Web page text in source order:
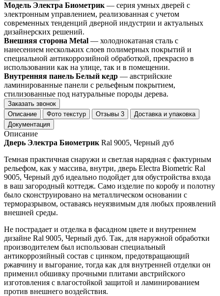
Модель Электра Биометрик — серия умных дверей с
электронным управлением, реализованная с учетом
современных тенденций дверной индустрии и актуальных
дизайнерских решений.
Внешняя сторона Metal — холоднокатаная сталь с
нанесением нескольких слоев полимерных покрытий и
специальной антикоррозийной обработкой, прекрасно в
использовании как на улице, так и в помещении.
Внутренняя панель Белый кедр — австрийские
ламинированные панели с рельефным покрытием,
стилизованные под натуральные породы дерева.
Заказать звонок
Описание
Фото текстур Отзывы 3
Доставка и упаковка
Документация
Описание
Дверь Электра Биометрик Ral 9005, Черный дуб
Темная практичная снаружи и светлая нарядная с фактурным
рельефом, как у массива, внутри, дверь Electra Biometric Ral
9005, Черный дуб идеально подойдет для обустройства входа
в ваш загородный коттедж. Само изделие по коробу и полотну
было сконструировано на металлическом основании с
терморазрывом, оставаясь неуязвимым для любых проявлений
внешней среды.
Не пострадает и отделка в фасадном цвете и внутреннем
дизайне Ral 9005, Черный дуб. Так, для наружной обработки
производителем был использован специальный
антикоррозийный состав с цинком, предотвращающий
ржавчину и выгорание, тогда как для внутренней отделки он
применил обшивку прочными плитами австрийского
изготовления с влагостойкой защитой и ламинированием
против внешнего воздействия.